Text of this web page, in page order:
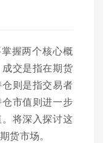
握两个核心概
交是指在期货
则是指交易者
市值则进一步
将深入探讨这
货市场。